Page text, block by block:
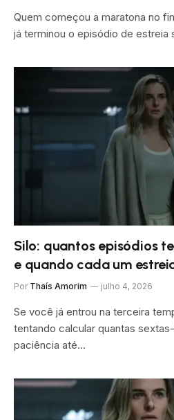
Quem começou a maratona no
já terminou o episódio de estreia
Silo: quantos episódios
e quando cada um
Por Thaís Amorim julho 4, 2026
Se você já entrou na terceira
tentando calcular quantas
paciência até…